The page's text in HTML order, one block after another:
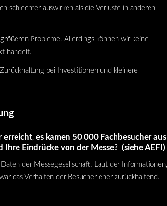
schlechter auswirken als die Verluste in anderen
Probleme. Allerdings können wir keine
handelt.
bei Investitionen und kleinere
es kamen 50.000 Fachbesucher aus
Ihre Eindrücke von der Messe? (sieheAEFI)
der Messegesellschaft. Laut der Informationen,
das Verhalten der Besucher eher zurückhaltend.